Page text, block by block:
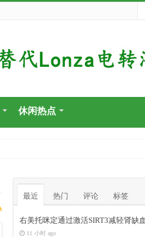
休闲热点
最近 热门 评论 标签
右美托咪定通过激活SIRT3减轻肾缺
11 小时 ago